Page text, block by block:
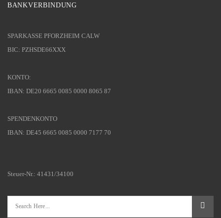
BANKVERBINDUNG
SPARKASSE PFORZHEIM CALW
BIC: PZHSDE66XXX
KONTO:
IBAN: DE20 6665 0085 0000 8065 87
SPENDENKONTO
IBAN: DE45 6665 0085 0000 7177 70
Steuer-Nr.: 41431/34100